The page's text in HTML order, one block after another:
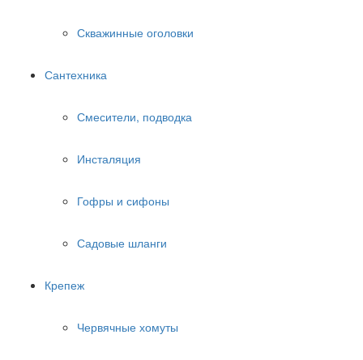
Скважинные оголовки
Сантехника
Смесители, подводка
Инсталяция
Гофры и сифоны
Садовые шланги
Крепеж
Червячные хомуты